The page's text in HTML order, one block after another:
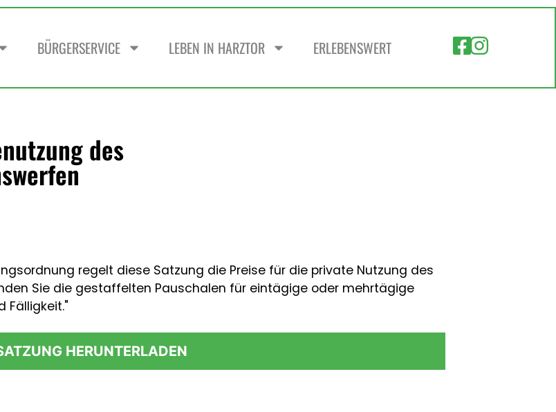
BÜRGERSERVICE LEBEN IN HARZTOR ERLEBENSWERT
des
regelt diese Satzung die Preise für die private Nutzung des
Sie die gestaffelten Pauschalen für eintägige oder mehrtägige
Fälligkeit."
HERUNTERLADEN